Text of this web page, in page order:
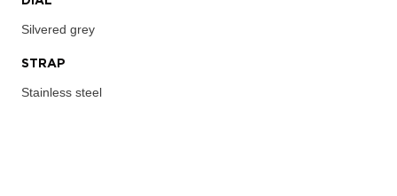
Silvered grey
STRAP
Stainless steel